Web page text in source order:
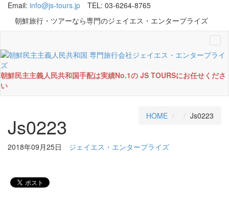
Email: info@js-tours.jp
TEL: 03-6264-8765
朝鮮旅行・ツアーなら専門のジェイエス・エンタープライズ
朝鮮民主主義人民共和国手配は実績No.1の JS TOURSにお任せくださ
い
Js0223 HOME Js0223
2018年09月25日 ジェイエス・エンタープライズ